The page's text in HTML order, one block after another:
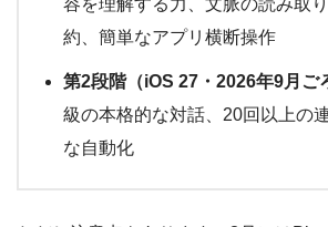
約、簡単なアプリ横断操作
第2段階（iOS 27・2026年9月ご
級の本格的な対話、20回以上の
な自動化